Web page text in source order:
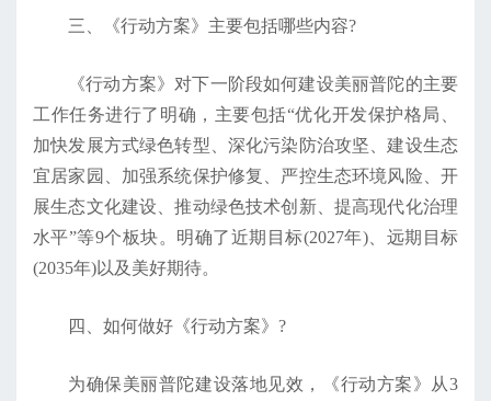
三、《行动方案》主要包括哪些内容?
《行动方案》对下一阶段如何建设美丽普陀的主要
工作任务进行了明确，主要包括“优化开发保护格局、
加快发展方式绿色转型、深化污染防治攻坚、建设生态
宜居家园、加强系统保护修复、严控生态环境风险、开
展生态文化建设、推动绿色技术创新、提高现代化治理
水平”等9个板块。明确了近期目标(2027年)、远期目标
(2035年)以及美好期待。
四、如何做好《行动方案》?
为确保美丽普陀建设落地见效，《行动方案》从3